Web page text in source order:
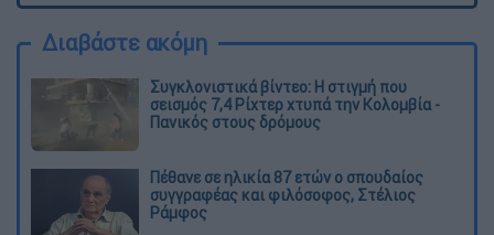
Διαβάστε ακόμη
Συγκλονιστικά βίντεο: Η στιγμή που
σεισμός 7,4 Ρίχτερ χτυπά την Κολομβία -
Πανικός στους δρόμους
Πέθανε σε ηλικία 87 ετών ο σπουδαίος
συγγραφέας και φιλόσοφος, Στέλιος
Ράμφος